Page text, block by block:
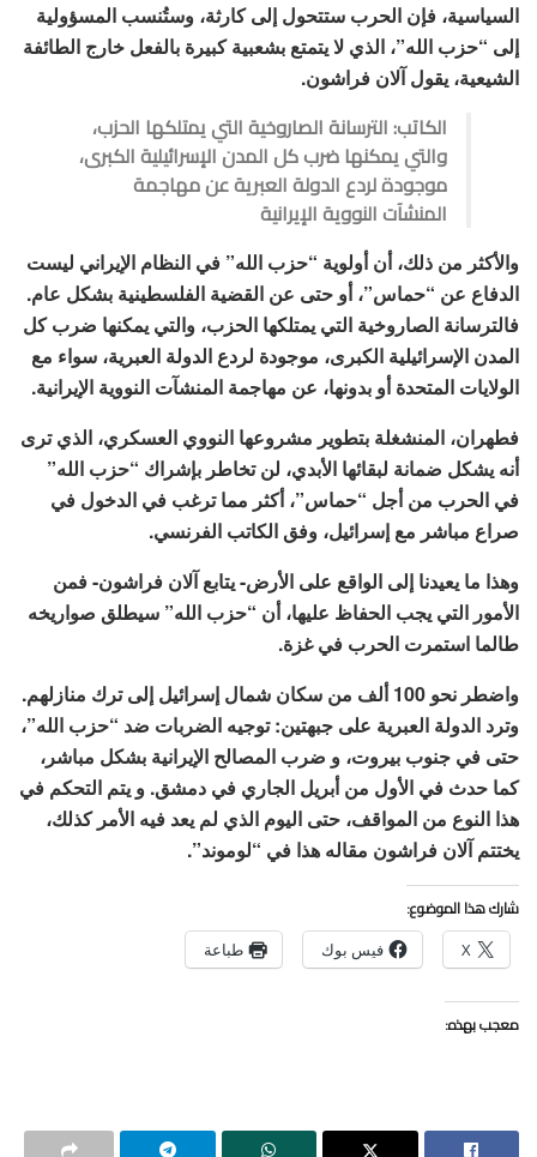
السياسية، فإن الحرب ستتحول إلى كارثة، وستُنسب المسؤولية
إلى “حزب الله”، الذي لا يتمتع بشعبية كبيرة بالفعل خارج الطائفة
الشيعية، يقول آلان فراشون.
الكاتب: الترسانة الصاروخية التي يمتلكها الحزب،
والتي يمكنها ضرب كل المدن الإسرائيلية الكبرى،
موجودة لردع الدولة العبرية عن مهاجمة
المنشآت النووية الإيرانية
والأكثر من ذلك، أن أولوية “حزب الله” في النظام الإيراني ليست
الدفاع عن “حماس”، أو حتى عن القضية الفلسطينية بشكل عام.
فالترسانة الصاروخية التي يمتلكها الحزب، والتي يمكنها ضرب كل
المدن الإسرائيلية الكبرى، موجودة لردع الدولة العبرية، سواء مع
الولايات المتحدة أو بدونها، عن مهاجمة المنشآت النووية الإيرانية.
فطهران، المنشغلة بتطوير مشروعها النووي العسكري، الذي ترى
أنه يشكل ضمانة لبقائها الأبدي، لن تخاطر بإشراك “حزب الله”
في الحرب من أجل “حماس”، أكثر مما ترغب في الدخول في
صراع مباشر مع إسرائيل، وفق الكاتب الفرنسي.
وهذا ما يعيدنا إلى الواقع على الأرض- يتابع آلان فراشون- فمن
الأمور التي يجب الحفاظ عليها، أن “حزب الله” سيطلق صواريخه
طالما استمرت الحرب في غزة.
واضطر نحو 100 ألف من سكان شمال إسرائيل إلى ترك منازلهم.
وترد الدولة العبرية على جبهتين: توجيه الضربات ضد “حزب الله”،
حتى في جنوب بيروت، و ضرب المصالح الإيرانية بشكل مباشر،
كما حدث في الأول من أبريل الجاري في دمشق. و يتم التحكم في
هذا النوع من المواقف، حتى اليوم الذي لم يعد فيه الأمر كذلك،
يختتم آلان فراشون مقاله هذا في “لوموند”.
شارك هذا الموضوع:
X فيس بوك طباعة
معجب بهذه: